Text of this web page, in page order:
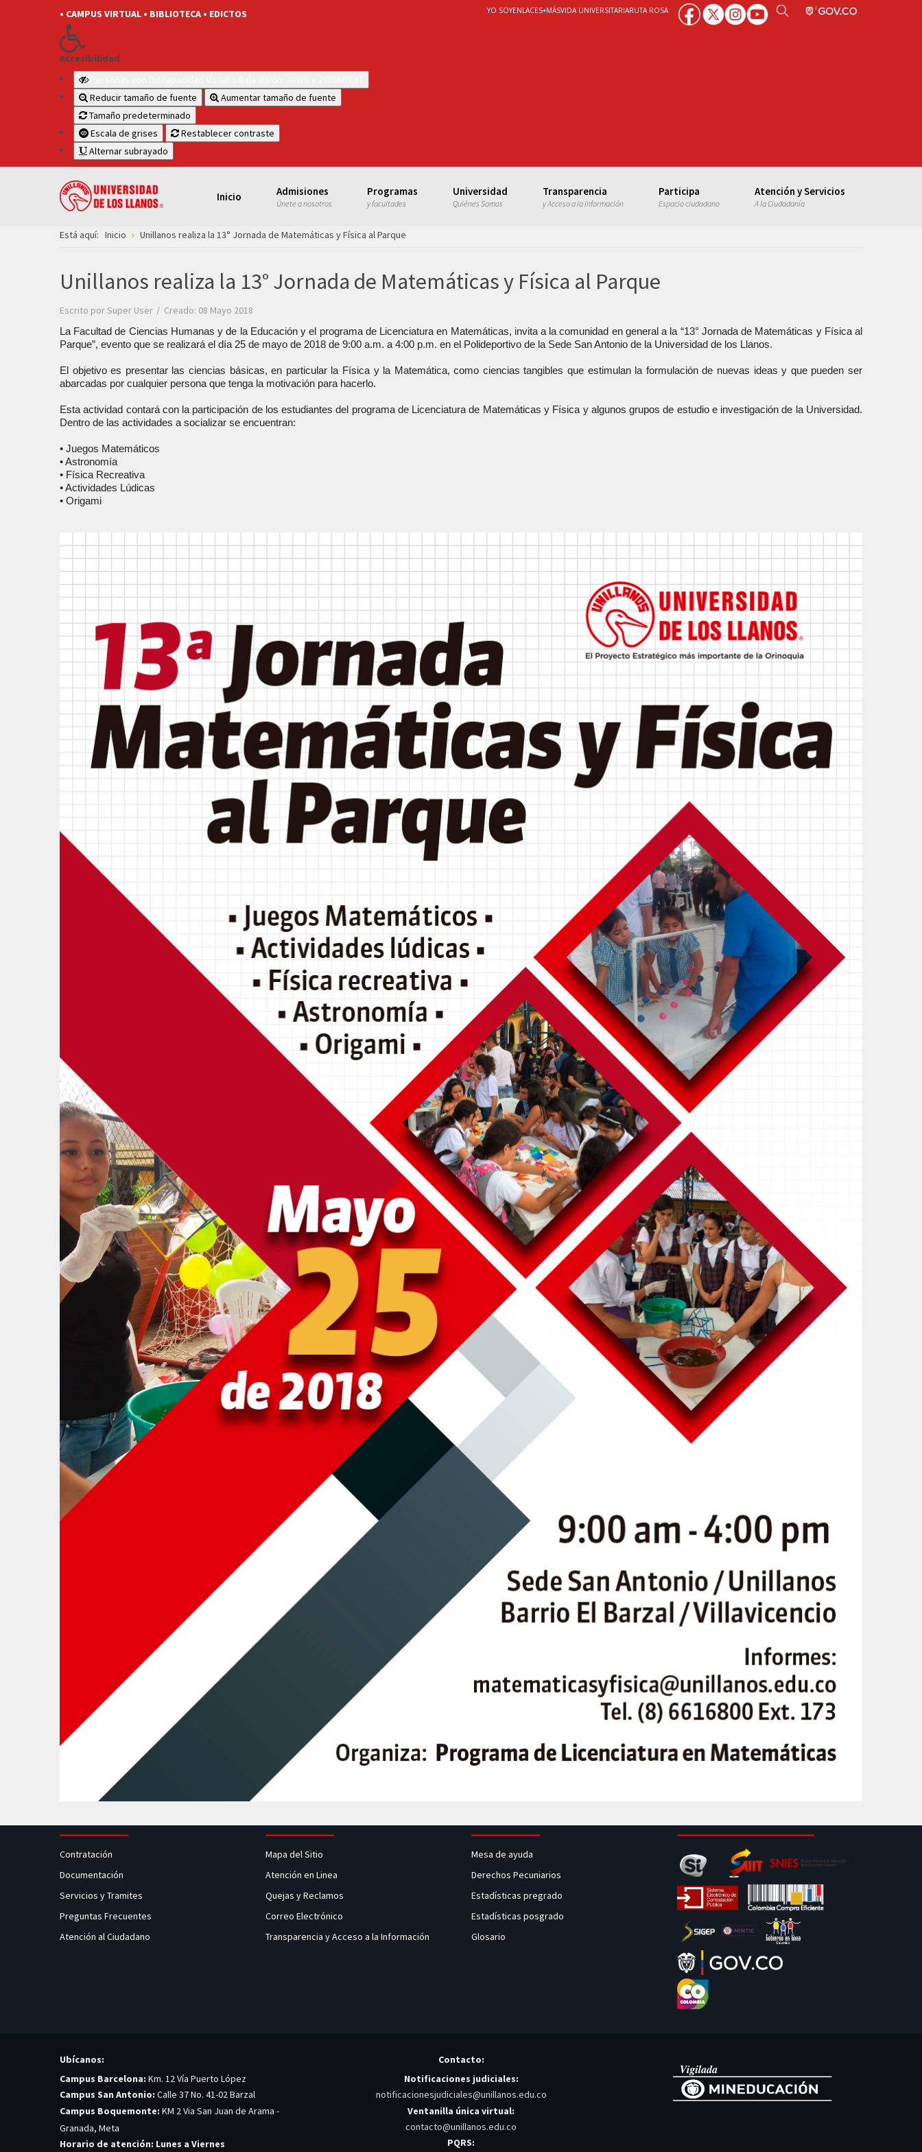
• CAMPUS VIRTUAL • BIBLIOTECA • EDICTOS
Accesibilidad
Reducir tamaño de fuente
Aumentar tamaño de fuente
Tamaño predeterminado
Escala de grises
Restablecer contraste
Alternar subrayado
YO SOYENLACES+MÁSVIDA UNIVERSITARIARUTA ROSA
Inicio Admisiones
Únete a nosotros
Programas
y facultades
Universidad
Quiénes Somos
Transparencia
y Acceso a la información
Participa
Espacio ciudadano
Atención y Servicios
A la Ciudadanía
Está aquí: Inicio Unillanos realiza la 13° Jornada de Matemáticas y Física al Parque
Unillanos realiza la 13° Jornada de Matemáticas y Física al Parque
Escrito porSuper User Creado: 08 Mayo 2018
La Facultad de Ciencias Humanas y de la Educación y el programa de Licenciatura en Matemáticas, invita a la comunidad en general a la “13° Jornada de Matemáticas y Física al
Parque”, evento que se realizará el día 25 de mayo de 2018 de 9:00 a.m. a 4:00 p.m. en el Polideportivo de la Sede San Antonio de la Universidad de los Llanos.
El objetivo es presentar las ciencias básicas, en particular la Física y la Matemática, como ciencias tangibles que estimulan la formulación de nuevas ideas y que pueden ser
abarcadas por cualquier persona que tenga la motivación para hacerlo.
Esta actividad contará con la participación de los estudiantes del programa de Licenciatura de Matemáticas y Física y algunos grupos de estudio e investigación de la Universidad.
Dentro de las actividades a socializar se encuentran:
• Juegos Matemáticos
• Astronomía
• Física Recreativa
• Actividades Lúdicas
• Origami
Contratación
Documentación
Servicios y Tramites
Preguntas Frecuentes
Atención al Ciudadano
Mapa del Sitio
Atención en Linea
Quejas y Reclamos
Correo Electrónico
Transparencia y Acceso a la Información
Mesa de ayuda
Derechos Pecuniarios
Estadísticas pregrado
Estadísticas posgrado
Glosario
Ubícanos:
Campus Barcelona: Km. 12 Vía Puerto López
Campus San Antonio: Calle 37 No. 41-02 Barzal
Campus Boquemonte: KM 2 Via San Juan de Arama -
Granada, Meta
Horario de atención: Lunes a Viernes
Contacto:
Notificaciones judiciales:
notificacionesjudiciales@unillanos.edu.co
Ventanilla única virtual:
contacto@unillanos.edu.co
PQRS: